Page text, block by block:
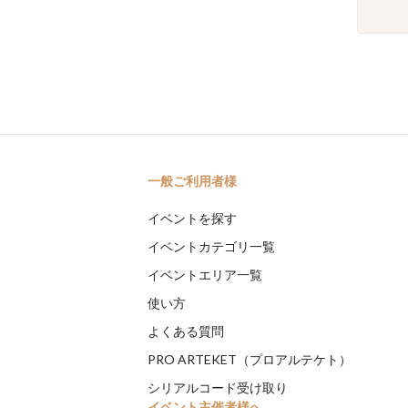
一般ご利用者様
イベントを探す
イベントカテゴリ一覧
イベントエリア一覧
使い方
よくある質問
PRO ARTEKET（プロアルテケト）
シリアルコード受け取り